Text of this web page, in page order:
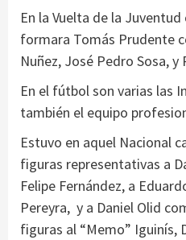
En la Vuelta de la
formara Tomás Prudente
Nuñez, José Pedro Sosa, y
En el fútbol son varias las
también el equipo
Estuvo en aquel Nacional
figuras representativas a
Felipe Fernández, a
Pereyra, y a Daniel Olid
figuras al “Memo” Iguinís,